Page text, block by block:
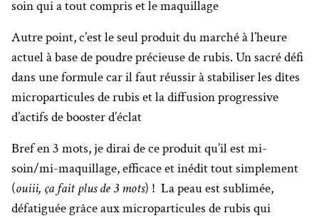
soin qui a tout compris et le maquillage
Autre point, c’est le seul produit du marché à l’heure
actuel à base de poudre précieuse de rubis. Un sacré défi
dans une formule car il faut réussir à stabiliser les dîtes
microparticules de rubis et la diffusion progressive
d’actifs de booster d’éclat
Bref en 3 mots, je dirai de ce produit qu’il est mi-
soin/mi-maquillage, efficace et inédit tout simplement
(ouiii, ça fait plus de 3 mots) ! La peau est sublimée,
défatiguée grâce aux microparticules de rubis qui